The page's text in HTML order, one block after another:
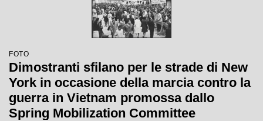
FOTO
Dimostranti sfilano per le strade di New
York in occasione della marcia contro la
guerra in Vietnam promossa dallo
Spring Mobilization Committee